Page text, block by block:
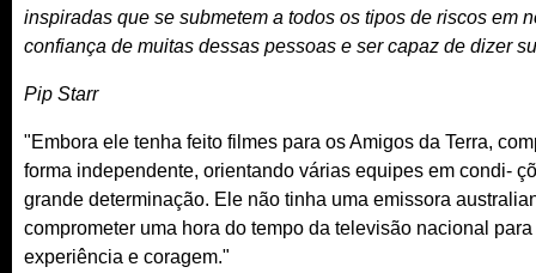
inspiradas que se submetem a todos os tipos de riscos em
confiança de muitas dessas pessoas e ser capaz de dizer
Pip Starr
"Embora ele tenha feito filmes para os Amigos da Terra,
forma independente, orientando várias equipes em condi-
grande determinação. Ele não tinha uma emissora
comprometer uma hora do tempo da televisão nacional
experiência e coragem."